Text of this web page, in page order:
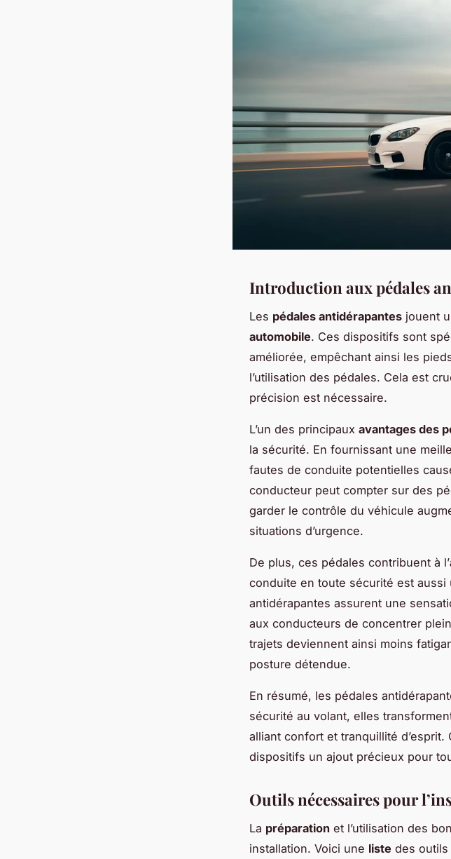
Introduction aux pédales
Les pédales antidérapantes jouent
automobile. Ces dispositifs sont
améliorée, empêchant ainsi les
l’utilisation des pédales. Cela est
précision est nécessaire.
L’un des principaux avantages des
la sécurité. En fournissant une
fautes de conduite potentielles
conducteur peut compter sur des
garder le contrôle du véhicule
situations d’urgence.
De plus, ces pédales contribuent à l’
conduite en toute sécurité est
antidérapantes assurent une
aux conducteurs de concentrer
trajets deviennent ainsi moins
posture détendue.
En résumé, les pédales
sécurité au volant, elles
alliant confort et tranquillité
dispositifs un ajout précieux pour
Outils nécessaires pour
La préparation et l’utilisation des
installation. Voici une liste des outils